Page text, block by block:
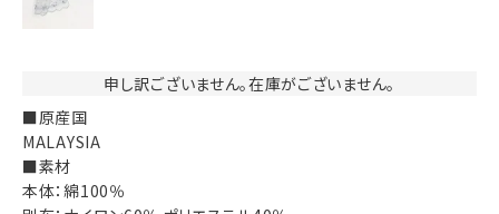
申し訳ございません。在庫がございません。
■原産国
MALAYSIA
■素材
本体：綿100％